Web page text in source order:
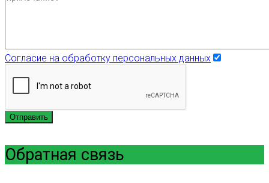
Согласие на обработку персональных данных
Отправить
Обратная связь